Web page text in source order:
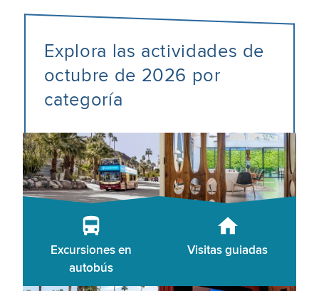
Explora las actividades de
octubre de 2026 por
categoría
Excursiones en
autobús
Visitas guiadas